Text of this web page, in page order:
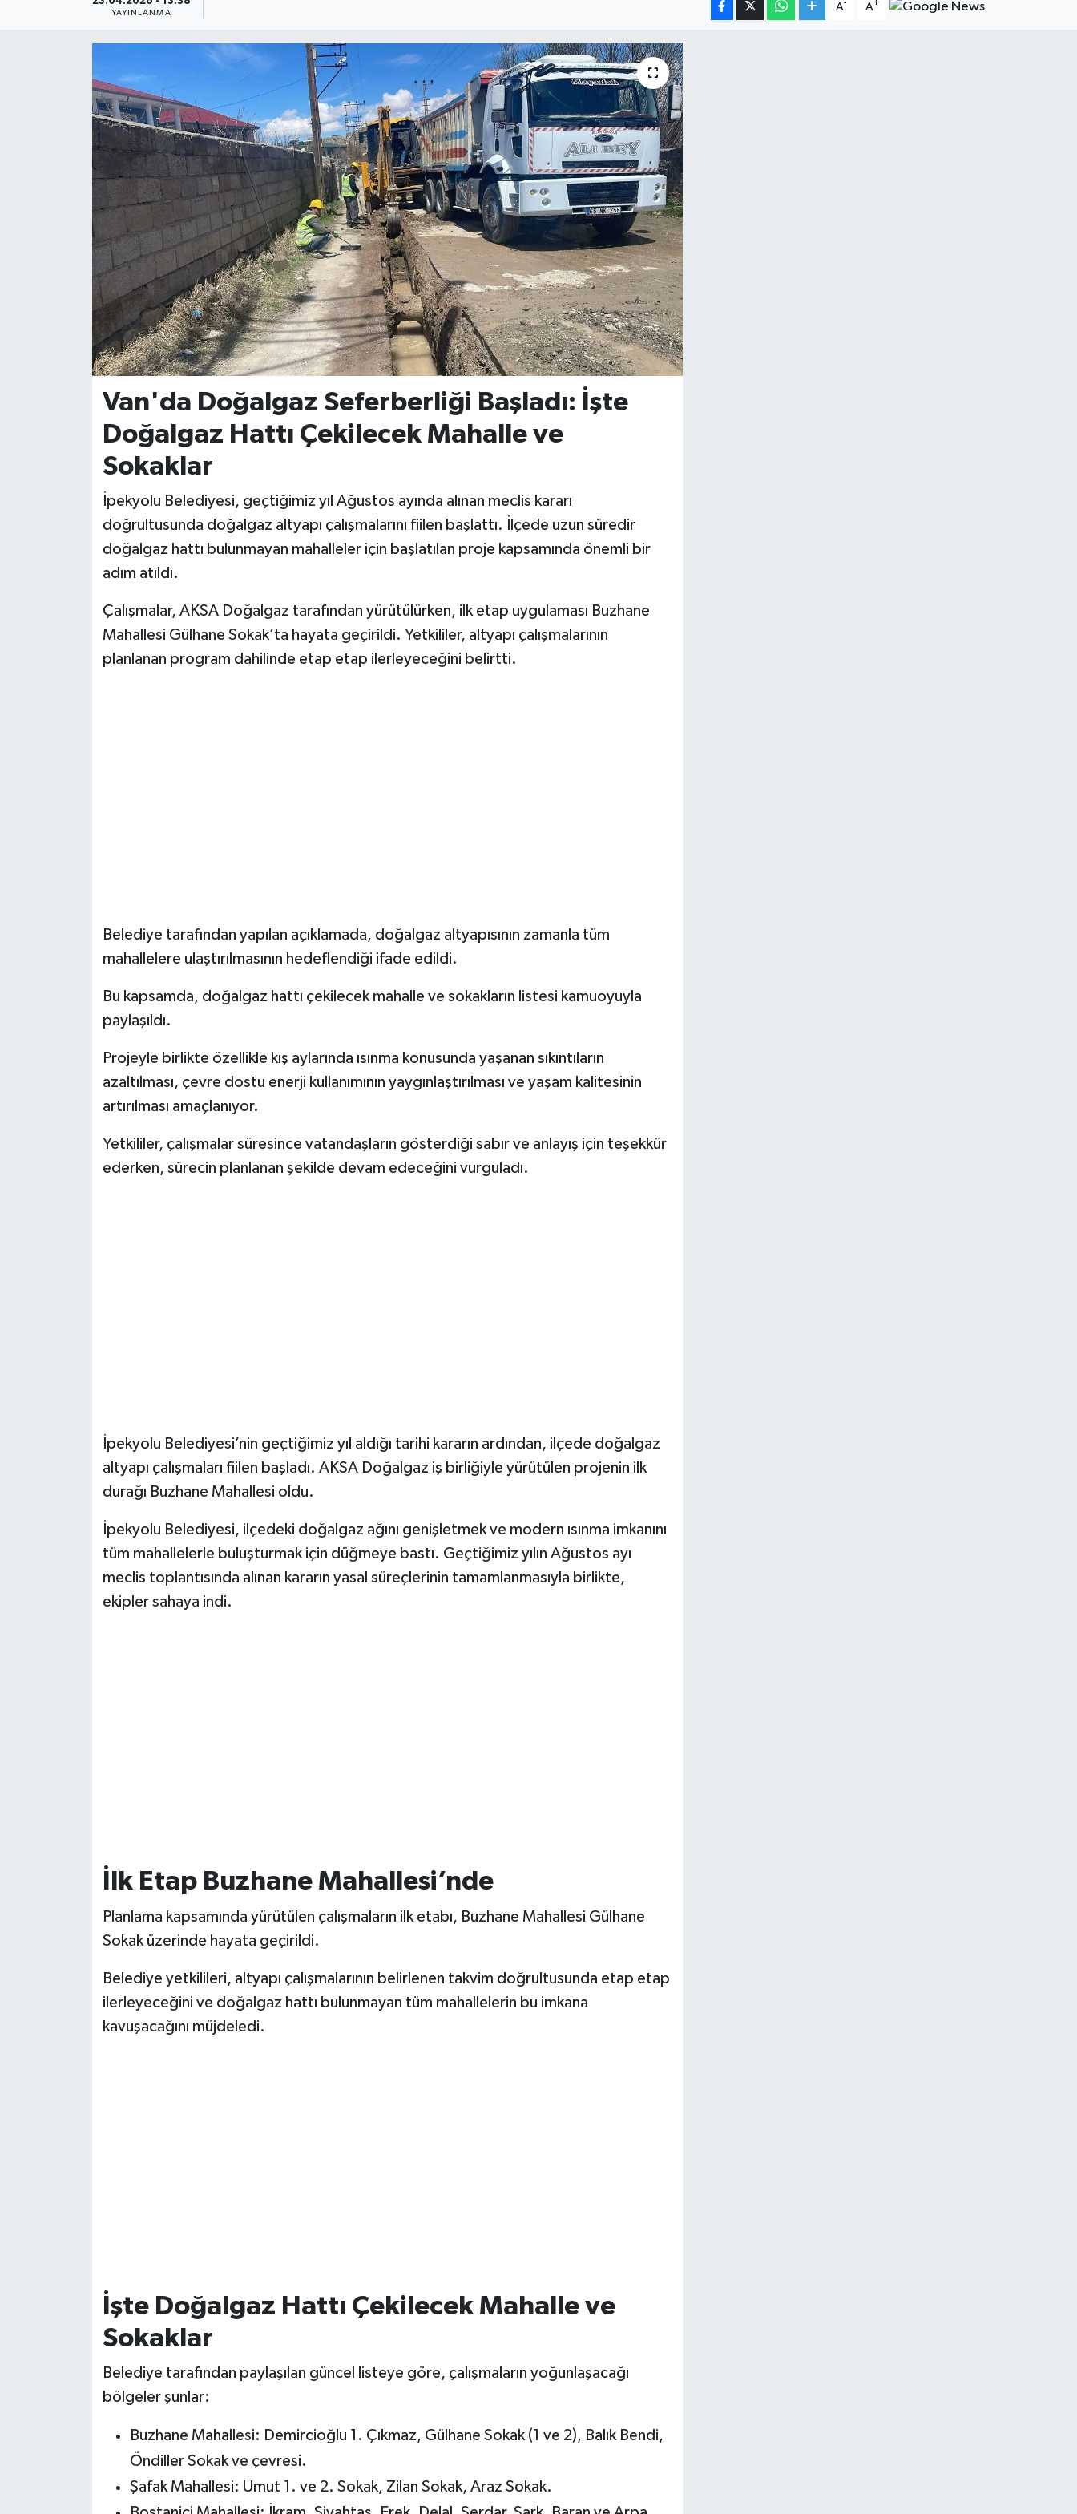
YAYINLANMA
A- A+
Van'da Doğalgaz Seferberliği Başladı: İşte
Doğalgaz Hattı Çekilecek Mahalle ve
Sokaklar
İpekyolu Belediyesi, geçtiğimiz yıl Ağustos ayında alınan meclis kararı
doğrultusunda doğalgaz altyapı çalışmalarını fiilen başlattı. İlçede uzun süredir
doğalgaz hattı bulunmayan mahalleler için başlatılan proje kapsamında önemli bir
adım atıldı.
Çalışmalar, AKSA Doğalgaz tarafından yürütülürken, ilk etap uygulaması Buzhane
Mahallesi Gülhane Sokak’ta hayata geçirildi. Yetkililer, altyapı çalışmalarının
planlanan program dahilinde etap etap ilerleyeceğini belirtti.
Belediye tarafından yapılan açıklamada, doğalgaz altyapısının zamanla tüm
mahallelere ulaştırılmasının hedeflendiği ifade edildi.
Bu kapsamda, doğalgaz hattı çekilecek mahalle ve sokakların listesi kamuoyuyla
paylaşıldı.
Projeyle birlikte özellikle kış aylarında ısınma konusunda yaşanan sıkıntıların
azaltılması, çevre dostu enerji kullanımının yaygınlaştırılması ve yaşam kalitesinin
artırılması amaçlanıyor.
Yetkililer, çalışmalar süresince vatandaşların gösterdiği sabır ve anlayış için teşekkür
ederken, sürecin planlanan şekilde devam edeceğini vurguladı.
İpekyolu Belediyesi’nin geçtiğimiz yıl aldığı tarihi kararın ardından, ilçede doğalgaz
altyapı çalışmaları fiilen başladı. AKSA Doğalgaz iş birliğiyle yürütülen projenin ilk
durağı Buzhane Mahallesi oldu.
İpekyolu Belediyesi, ilçedeki doğalgaz ağını genişletmek ve modern ısınma imkanını
tüm mahallelerle buluşturmak için düğmeye bastı. Geçtiğimiz yılın Ağustos ayı
meclis toplantısında alınan kararın yasal süreçlerinin tamamlanmasıyla birlikte,
ekipler sahaya indi.
İlk Etap Buzhane Mahallesi’nde
Planlama kapsamında yürütülen çalışmaların ilk etabı, Buzhane Mahallesi Gülhane
Sokak üzerinde hayata geçirildi.
Belediye yetkilileri, altyapı çalışmalarının belirlenen takvim doğrultusunda etap etap
ilerleyeceğini ve doğalgaz hattı bulunmayan tüm mahallelerin bu imkana
kavuşacağını müjdeledi.
İşte Doğalgaz Hattı Çekilecek Mahalle ve
Sokaklar
Belediye tarafından paylaşılan güncel listeye göre, çalışmaların yoğunlaşacağı
bölgeler şunlar:
Buzhane Mahallesi: Demircioğlu 1. Çıkmaz, Gülhane Sokak (1 ve 2), Balık Bendi,
Öndiller Sokak ve çevresi.
Şafak Mahallesi: Umut 1. ve 2. Sokak, Zilan Sokak, Araz Sokak.